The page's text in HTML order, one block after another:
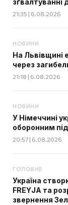
зґвалтуванні
21:35 | 6.08.2026
НОВИНИ
На Львівщині
через
21:18 | 6.08.2026
НОВИНИ
У Німеччині
оборонним
20:57 | 6.08.2026
ГОЛОВНЕ
Україна
FREYJA та
звернення